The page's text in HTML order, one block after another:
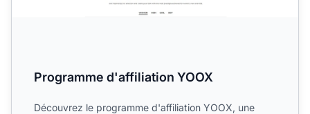
Programme d'affiliation YOOX
Découvrez le programme d'affiliation YOOX, une